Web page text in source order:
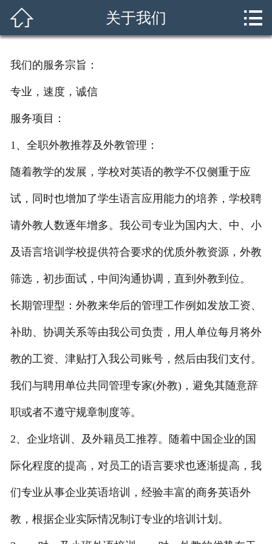
招生简章
就业指南
联系我们
 关于我们 
我们的服务宗旨：
专业，速度，诚信
服务项目：
1、全职外教推荐及外教管理：
随着教学的发展，学校对英语的教学不仅侧重于应
试，同时也增加了学生语言应用能力的培养，学校聘
请外教人数逐年增多。我公司专业为国内大、中、小
及语言培训学校提供符合要求的优质外教资源，外教
筛选，初步面试，中间沟通协调，直到外教到位。
长期管理型：外教来华后的管理工作例如发放工资、
补助、协调关系等由我公司负责，用人单位每月将外
教的工资、津贴打入我公司账号，然后由我们支付。
我们与聘用单位共同管理专家(外教)，避免其随意辞
职或者不遵守规章制度等。
2、企业培训、及外籍员工推荐。随着中国企业的国
际化程度的提高，对员工的语言要求也逐渐提高，我
们专业从事企业英语培训，经验丰富的商务英语外
教，根据企业实际情况制订专业的培训计划。